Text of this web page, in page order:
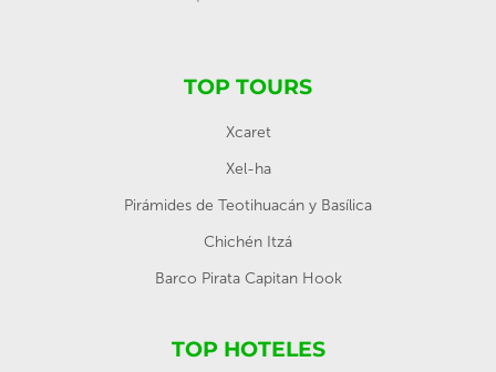
TOP TOURS
Xcaret
Xel-ha
Pirámides de Teotihuacán y Basílica
Chichén Itzá
Barco Pirata Capitan Hook
TOP HOTELES